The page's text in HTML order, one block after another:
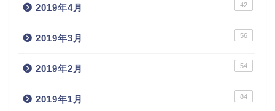
2019年4月 42
2019年3月 56
2019年2月 54
2019年1月 84